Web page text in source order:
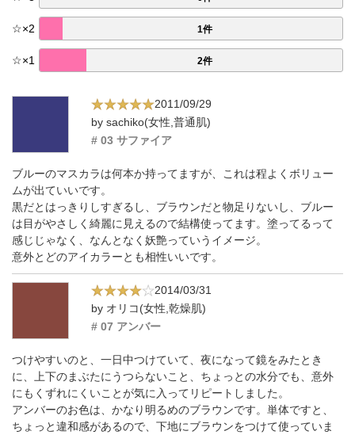
☆×2 1件
☆×1 2件
2011/09/29
by sachiko(女性,普通肌)
# 03 サファイア
ブルーのマスカラは何本か持ってますが、これは程よくボリュー
ムが出ていいです。
黒だとはっきりしすぎるし、ブラウンだと物足りないし、ブルー
は目がやさしく綺麗に見えるので結構使ってます。塗ってるって
感じじゃなく、なんとなく妖艶っていうイメージ。
意外とどのアイカラーとも相性いいです。
2014/03/31
by オリコ(女性,乾燥肌)
# 07 アンバー
つけやすいのと、一日中つけていて、夜になって鏡をみたとき
に、上下のまぶたにうつらないこと、ちょっとの水分でも、意外
にもくずれにくいことが気に入ってリピートしました。
アンバーのお色は、かなり明るめのブラウンです。単体ですと、
ちょっと違和感があるので、下地にブラウンをつけて使っていま